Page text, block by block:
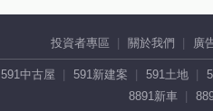
投資者專區 關於我們 廣
591中古屋 591新建案 591土地
8891新車